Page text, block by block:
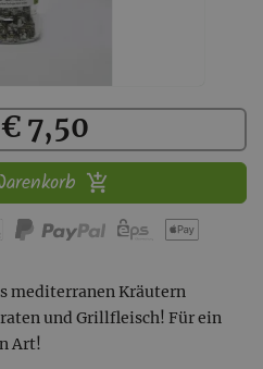
€ 7,50
mediterranen Kräutern
und Grillfleisch! Für ein
Art!